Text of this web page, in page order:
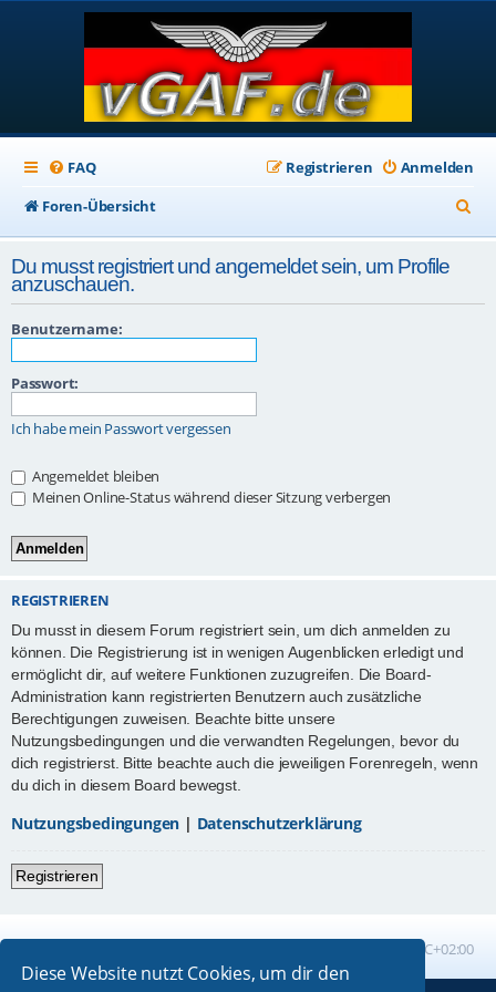
Diese Website nutzt Cookies, um dir den
FAQ Anmelden
Registrieren
Foren-Übersicht
u
h
Du musst registriert und angemeldet sein, um Profile
anzuschauen.
Benutzername:
Passwort:
Ich habe mein Passwort vergessen
Angemeldet bleiben
Meinen Online-Status während dieser Sitzung verbergen
REGISTRIEREN
Du musst in diesem Forum registriert sein, um dich anmelden zu
können. Die Registrierung ist in wenigen Augenblicken erledigt und
ermöglicht dir, auf weitere Funktionen zuzugreifen. Die Board-
Administration kann registrierten Benutzern auch zusätzliche
Berechtigungen zuweisen. Beachte bitte unsere
Nutzungsbedingungen und die verwandten Regelungen, bevor du
dich registrierst. Bitte beachte auch die jeweiligen Forenregeln, wenn
du dich in diesem Board bewegst.
Nutzungsbedingungen | Datenschutzerklärung
Registrieren
UTC+02:00